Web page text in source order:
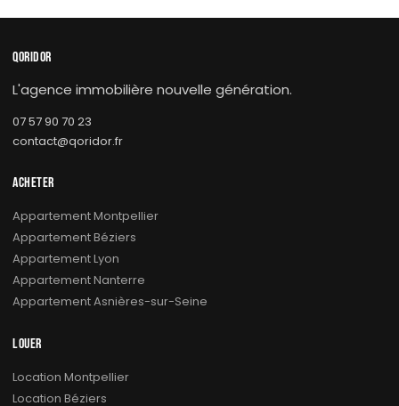
QORIDOR
L'agence immobilière nouvelle génération.
07 57 90 70 23
contact@qoridor.fr
ACHETER
Appartement Montpellier
Appartement Béziers
Appartement Lyon
Appartement Nanterre
Appartement Asnières-sur-Seine
LOUER
Location Montpellier
Location Béziers